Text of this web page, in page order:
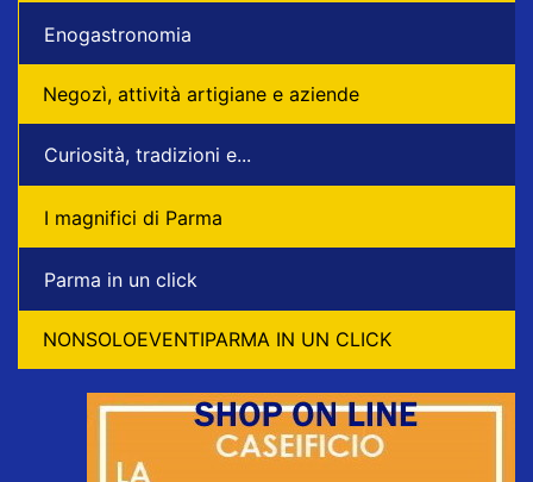
Enogastronomia
Negozì, attività artigiane e aziende
Curiosità, tradizioni e...
I magnifici di Parma
Parma in un click
NONSOLOEVENTIPARMA IN UN CLICK